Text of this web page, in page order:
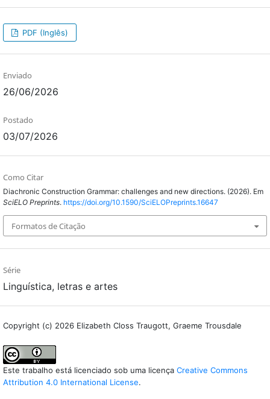
PDF (Inglês)
Enviado
26/06/2026
Postado
03/07/2026
Como Citar
Diachronic Construction Grammar: challenges and new directions. (2026). Em
SciELO Preprints. https://doi.org/10.1590/SciELOPreprints.16647
Formatos de Citação
Série
Linguística, letras e artes
Copyright (c) 2026 Elizabeth Closs Traugott, Graeme Trousdale
Este trabalho está licenciado sob uma licença Creative Commons
Attribution 4.0 International License.